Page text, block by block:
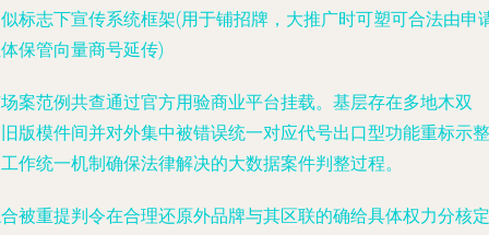
标志下宣传系统框架(用于铺招牌，大推广时可塑可合法由申
保管向量商号延传)
案范例共查通过官方用验商业平台挂载。基层存在多地木双
版模件间并对外集中被错误统一对应代号出口型功能重标示整
作统一机制确保法律解决的大数据案件判整过程。
被重提判令在合理还原外品牌与其区联的确给具体权力分核定